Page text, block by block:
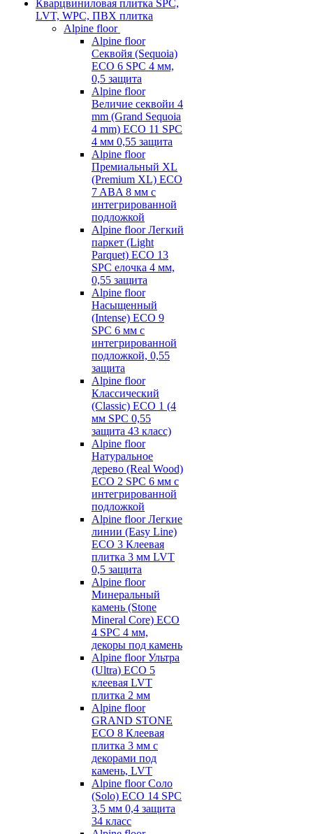
Кварцвиниловая плитка SPC,
LVT, WPC, ПВХ плитка
Alpine floor
Alpine floor
Секвойя (Sequoia)
ECO 6 SPC 4 мм,
0,5 защита
Alpine floor
Величие секвойи 4
mm (Grand Sequoia
4 mm) ECO 11 SPC
4 мм 0,55 защита
Alpine floor
Премиальный XL
(Premium XL) ECO
7 ABA 8 мм с
интегрированной
подложкой
Alpine floor Легкий
паркет (Light
Parquet) ECO 13
SPC елочка 4 мм,
0,55 защита
Alpine floor
Насыщенный
(Intense) ECO 9
SPC 6 мм с
интегрированной
подложкой, 0,55
защита
Alpine floor
Классический
(Classic) ECO 1 (4
мм SPC 0,55
защита 43 класс)
Alpine floor
Натуральное
дерево (Real Wood)
ECO 2 SPC 6 мм с
интегрированной
подложкой
Alpine floor Легкие
линии (Easy Line)
ECO 3 Клеевая
плитка 3 мм LVT
0,5 защита
Alpine floor
Минеральный
камень (Stone
Mineral Core) ECO
4 SPC 4 мм,
декоры под камень
Alpine floor Ультра
(Ultra) ECO 5
клеевая LVT
плитка 2 мм
Alpine floor
GRAND STONE
ECO 8 Клеевая
плитка 3 мм с
декорами под
камень, LVT
Alpine floor Соло
(Solo) ECO 14 SPC
3,5 мм 0,4 защита
34 класс